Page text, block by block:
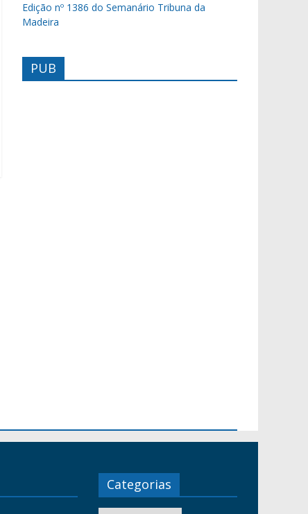
Edição nº 1386 do Semanário Tribuna da
Madeira
PUB
Categorias